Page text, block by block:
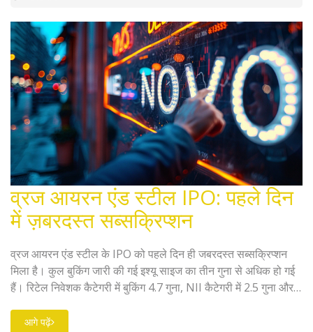
व्रज आयरन एंड स्टील IPO: पहले दिन
में ज़बरदस्त सब्सक्रिप्शन
व्रज आयरन एंड स्टील के IPO को पहले दिन ही जबरदस्त सब्सक्रिप्शन
मिला है। कुल बुकिंग जारी की गई इश्यू साइज का तीन गुना से अधिक हो गई
हैं। रिटेल निवेशक कैटेगरी में बुकिंग 4.7 गुना, NII कैटेगरी में 2.5 गुना और
जुटाने का लक्ष्य रख रही है।
आगे पढ़ें